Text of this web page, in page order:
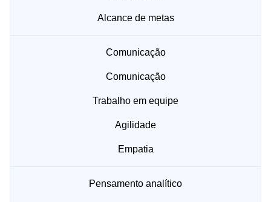
Alcance de metas
Comunicação
Comunicação
Trabalho em equipe
Agilidade
Empatia
Pensamento analítico